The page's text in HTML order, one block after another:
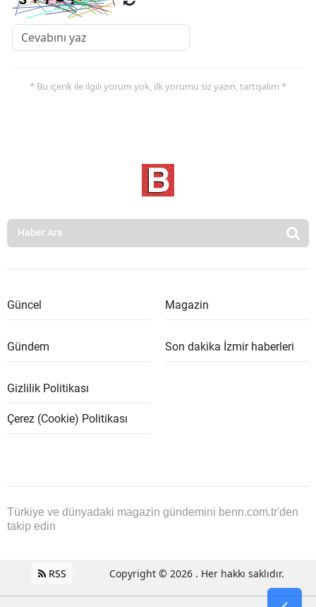
* Bu içerik ile ilgili yorum yok, ilk yorumu siz yazın, tartışalım *
Güncel Magazin
Gündem Son dakika İzmir haberleri
Gizlilik Politikası
Çerez (Cookie) Politikası
Türkiye ve dünyadaki magazin gündemini benn.com.tr'den
takip edin
RSS Copyright © 2026 . Her hakkı saklıdır.